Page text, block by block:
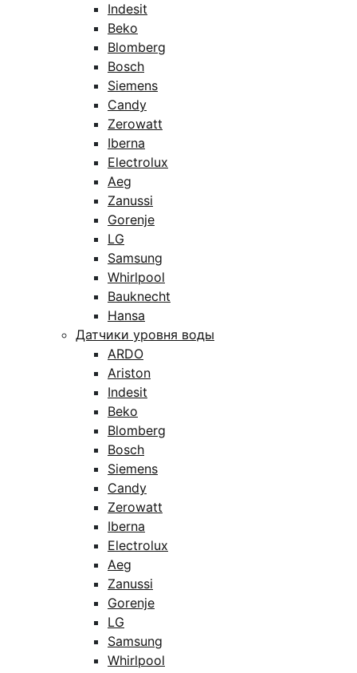
Indesit
Beko
Blomberg
Bosch
Siemens
Candy
Zerowatt
Iberna
Electrolux
Aeg
Zanussi
Gorenje
LG
Samsung
Whirlpool
Bauknecht
Hansa
Датчики уровня воды
ARDO
Ariston
Indesit
Beko
Blomberg
Bosch
Siemens
Candy
Zerowatt
Iberna
Electrolux
Aeg
Zanussi
Gorenje
LG
Samsung
Whirlpool